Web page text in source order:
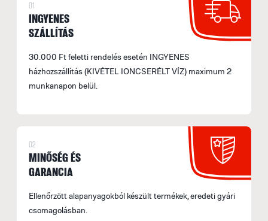
01
INGYENES
SZÁLLÍTÁS
30.000 Ft feletti rendelés esetén INGYENES
házhozszállítás (KIVÉTEL IONCSERÉLT VÍZ) maximum 2
munkanapon belül.
02
MINŐSÉG ÉS
GARANCIA
Ellenőrzött alapanyagokból készült termékek, eredeti gyári
csomagolásban.